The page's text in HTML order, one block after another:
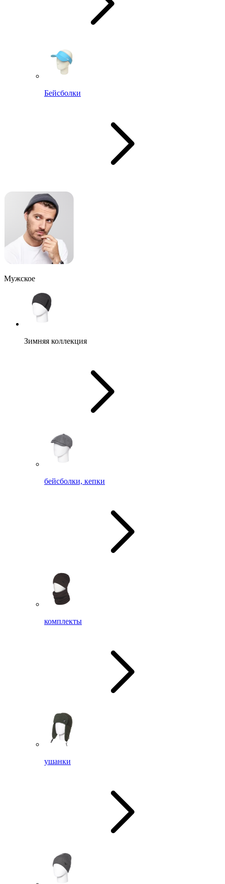
Бейсболки
Мужское
Зимняя коллекция
бейсболки, кепки
комплекты
ушанки